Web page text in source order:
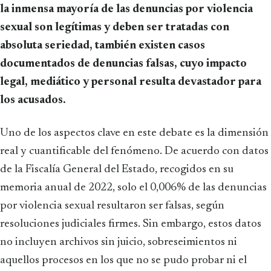
la inmensa mayoría de las denuncias por violencia
sexual son legítimas y deben ser tratadas con
absoluta seriedad, también existen casos
documentados de denuncias falsas, cuyo impacto
legal, mediático y personal resulta devastador para
los acusados.
Uno de los aspectos clave en este debate es la dimensión
real y cuantificable del fenómeno. De acuerdo con datos
de la Fiscalía General del Estado, recogidos en su
memoria anual de 2022, solo el 0,006% de las denuncias
por violencia sexual resultaron ser falsas, según
resoluciones judiciales firmes. Sin embargo, estos datos
no incluyen archivos sin juicio, sobreseimientos ni
aquellos procesos en los que no se pudo probar ni el